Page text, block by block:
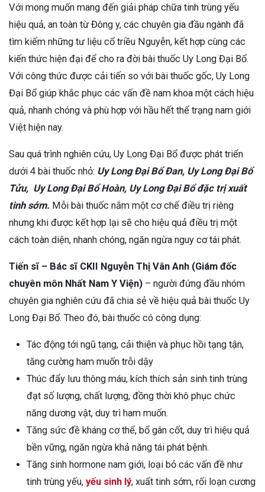
Với mong muốn mang đến giải pháp chữa tinh trùng yếu
hiệu quả, an toàn từ Đông y, các chuyên gia đầu ngành đã
tìm kiếm những tư liệu cổ triều Nguyễn, kết hợp cùng các
kiến thức hiện đại để cho ra đời bài thuốc Uy Long Đại Bổ.
Với công thức được cải tiến so với bài thuốc gốc, Uy Long
Đại Bổ giúp khắc phục các vấn đề nam khoa một cách hiệu
quả, nhanh chóng và phù hợp với hầu hết thể trạng nam giới
Việt hiện nay.
Sau quá trình nghiên cứu, Uy Long Đại Bổ được phát triển
dưới 4 bài thuốc nhỏ: Uy Long Đại Bổ Đan, Uy Long Đại Bổ
Tửu, Uy Long Đại Bổ Hoàn, Uy Long Đại Bổ đặc trị xuất
tinh sớm. Mỗi bài thuốc nắm một cơ chế điều trị riêng
nhưng khi được kết hợp lại sẽ cho hiệu quả điều trị một
cách toàn diện, nhanh chóng, ngăn ngừa nguy cơ tái phát.
Tiến sĩ – Bác sĩ CKII Nguyễn Thị Vân Anh (Giám đốc
chuyên môn Nhất Nam Y Viện) – người đứng đầu nhóm
chuyên gia nghiên cứu đã chia sẻ về hiệu quả bài thuốc Uy
Long Đại Bổ. Theo đó, bài thuốc có công dụng:
Tác động tới ngũ tạng, cải thiện và phục hồi tạng tận,
tăng cường ham muốn trỗi dậy
Thúc đẩy lưu thông máu, kích thích sản sinh tinh trùng
đạt số lượng, chất lượng, đồng thời khô phục chức
năng dương vật, duy trì ham muốn.
Tăng sức đề kháng cơ thể, bổ gân cốt, duy trì hiệu quả
bền vững, ngăn ngừa khả năng tái phát bệnh.
Tăng sinh hormone nam giới, loại bỏ các vấn đề như
tinh trùng yếu, yếu sinh lý, xuất tinh sớm, rối loạn cương